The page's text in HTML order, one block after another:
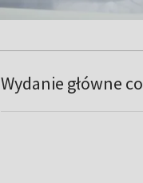
Wydanie główne